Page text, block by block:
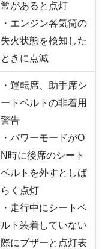
常があると点灯
・エンジン各気筒の
失火状態を検知した
ときに点滅
・運転席、助手席シ
ートベルトの非着用
警告
・パワーモードがO
N時に後席のシート
ベルトを外すとしば
らく点灯
・走行中にシートベ
ルト装着していない
際にブザーと点灯表